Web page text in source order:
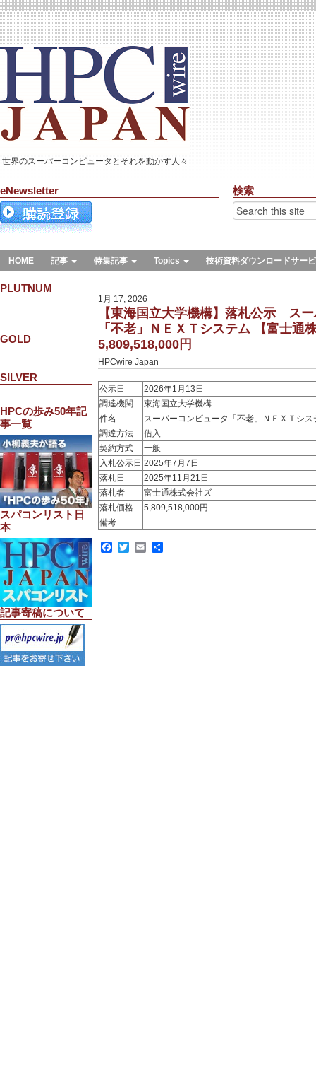
世界のスーパーコンピュータとそれを動かす人々
eNewsletter 検索
HOME 記事 特集記事 Topics 技術資料ダウンロードサー
PLUTNUM
GOLD
SILVER
HPCの歩み50年記
事一覧
スパコンリスト日
本
記事寄稿について
1月 17, 2026
【東海国立大学機構】落札公示 ス
「不老」ＮＥＸＴシステム 【富士通
5,809,518,000円
HPCwire Japan
公示日
2026年1月13日
調達機関
東海国立大学機構
件名
スーパーコンピュータ「不老」ＮＥＸＴシス
調達方法
借入
契約方式
一般
入札公示日 2025年7月7日
落札日
2025年11月21日
落札者
富士通株式会社ズ
落札価格
5,809,518,000円
備考
Facebook
TwitterEmail
共